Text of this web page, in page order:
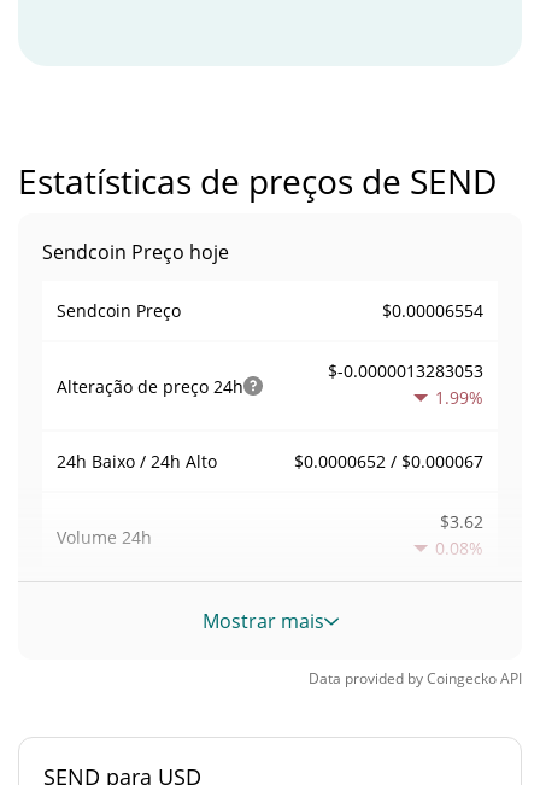
Estatísticas de preços de SEND
Sendcoin Preço hoje
Sendcoin Preço $0.00006554
Alteração de preço 24h
$-0.0000013283053
1.99%
24h Baixo / 24h Alto $0.0000652 / $0.000067
Volume 24h
$3.62
0.08%
Volume / Limite deMostrar mais
Data provided byCoingeckoAPI
SEND para USD